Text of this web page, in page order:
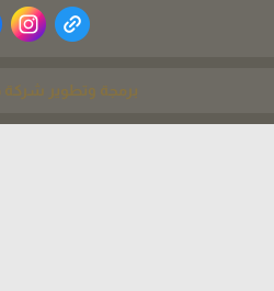
برمجة وتطوير شركة